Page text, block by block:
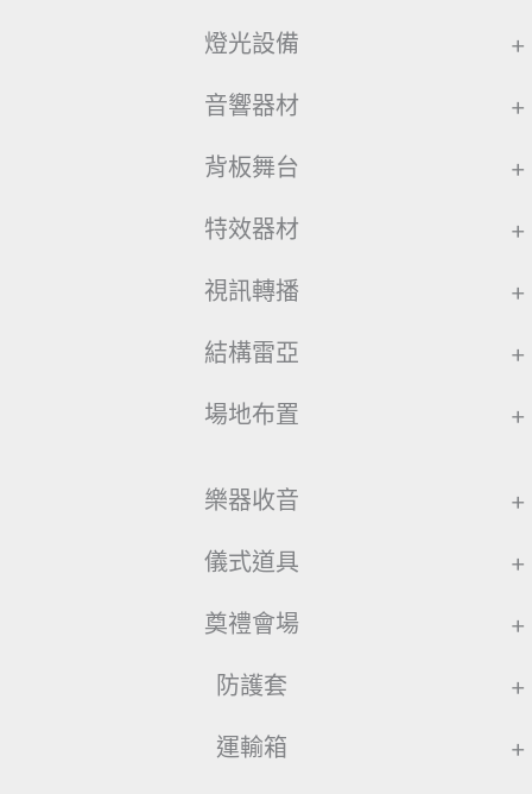
燈光設備 +
音響器材 +
背板舞台 +
特效器材 +
視訊轉播 +
結構雷亞 +
場地布置 +
樂器收音 +
儀式道具 +
奠禮會場 +
防護套 +
運輸箱 +